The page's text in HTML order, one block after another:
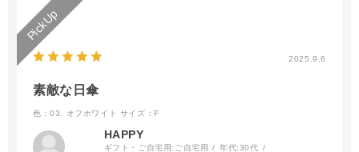
2025.9.6
素敵な日傘
色：03. オフホワイト サイズ：F
HAPPY
ギフト・ご自宅用: ご自宅用 年代:30代